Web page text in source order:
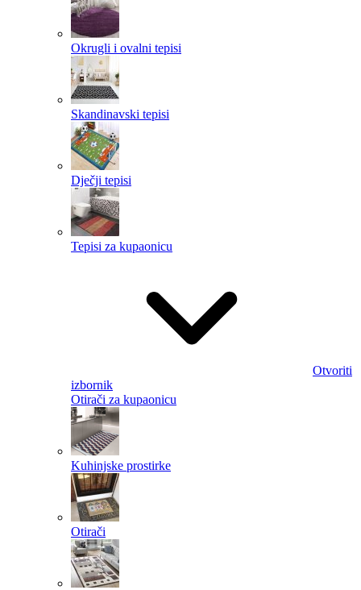
Okrugli i ovalni tepisi
Skandinavski tepisi
Dječji tepisi
Tepisi za kupaonicu
Otvoriti
izbornik
Otirači za kupaonicu
Kuhinjske prostirke
Otirači